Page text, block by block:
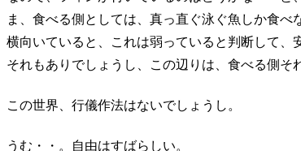
ま、食べる側としては、真っ直ぐ泳ぐ魚しか食べ
横向いていると、これは弱っていると判断して、
それもありでしょうし、この辺りは、食べる側そ
この世界、行儀作法はないでしょうし。
うむ・・。自由はすばらしい。